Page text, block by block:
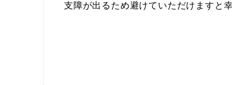
支障が出るため避けていただけますと幸